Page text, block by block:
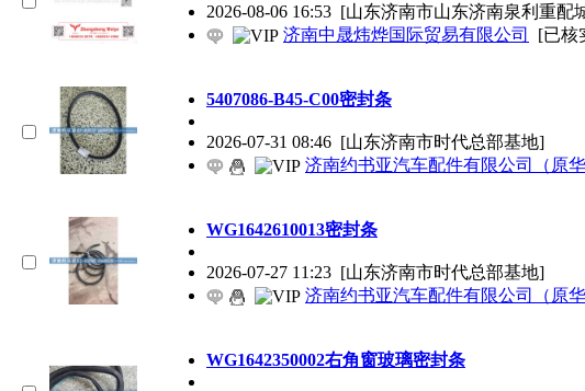
2026-08-06 16:53 [山东济南市山东济南泉利重配
济南中晟炜烨国际贸易有限公司
[已核
5407086-B45-C00密封条
2026-07-31 08:46 [山东济南市时代总部基地]
济南约书亚汽车配件有限公司（原华
WG1642610013密封条
2026-07-27 11:23 [山东济南市时代总部基地]
济南约书亚汽车配件有限公司（原华
WG1642350002右角窗玻璃密封条